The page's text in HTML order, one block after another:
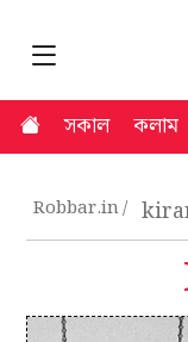
সকাল কলাম
Robbar.in